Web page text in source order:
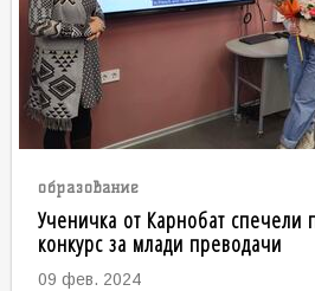
образование
Ученичка от Карнобат спечели
конкурс за млади преводачи
09 фев. 2024